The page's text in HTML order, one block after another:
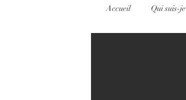
Accueil Qui suis-je